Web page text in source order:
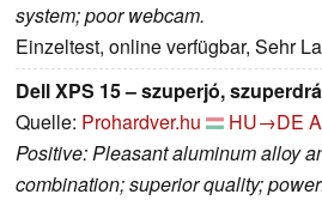
system; poor webcam.
Einzeltest, online verfügbar, Sehr
Dell XPS 15 – szuperjó,
Quelle: Prohardver.hu HU→DE
Positive: Pleasant aluminum alloy
combination; superior quality;